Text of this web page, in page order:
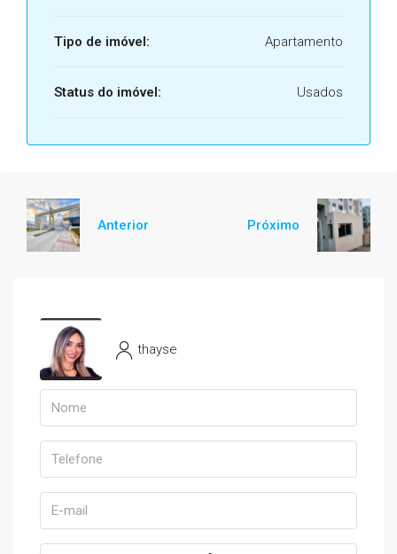
Tipo de imóvel: Apartamento
Status do imóvel: Usados
Anterior Próximo
thayse